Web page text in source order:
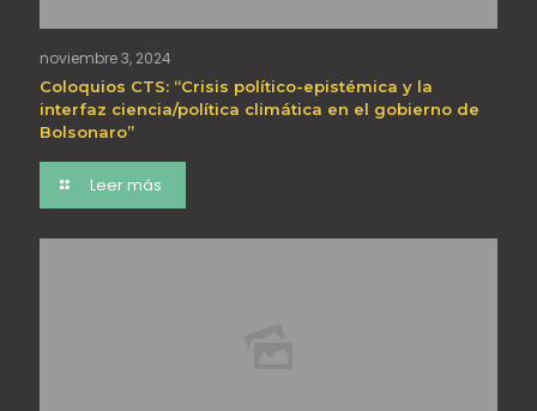
noviembre 3, 2024
Coloquios CTS: “Crisis político-epistémica y la
interfaz ciencia/política climática en el gobierno de
Bolsonaro”
Leer más